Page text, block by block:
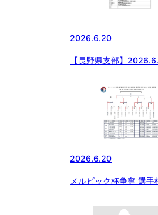
2026.6.20
【長野県支部】
野球選手権大会等 長野
2026.6.20
メルビック杯争奪 選手